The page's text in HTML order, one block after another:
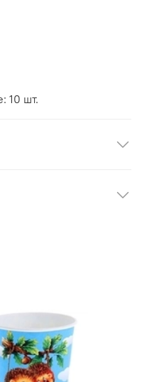
10 шт.